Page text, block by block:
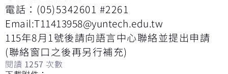
電話：(05)5342601 #2261
Email:T11413958@yuntech.edu.tw
115年8月1號後請向語言中心聯絡並提出申請
(聯絡窗口之後再另行補充)
閱讀 1257 次數